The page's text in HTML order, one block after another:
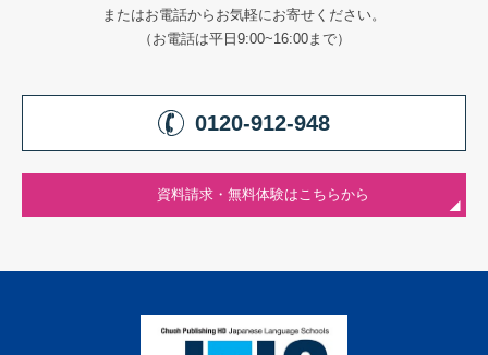
またはお電話からお気軽にお寄せください。
（お電話は平日9:00~16:00まで）
0120-912-948
資料請求・無料体験はこちらから